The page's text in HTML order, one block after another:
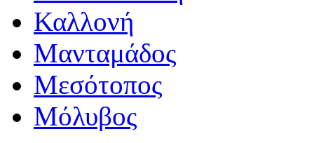
Καλλονή
Μανταμάδος
Μεσότοπος
Μόλυβος